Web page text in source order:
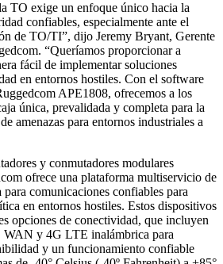
TO exige un enfoque único hacia la
confiables, especialmente ante el
de TO/TI”, dijo Jeremy Bryant, Gerente
“Queríamos proporcionar a
fácil de implementar soluciones
en entornos hostiles. Con el software
APE1808, ofrecemos a los
única, prevalidada y completa para la
amenazas para entornos industriales a
y conmutadores modulares
ofrece una plataforma multiservicio de
comunicaciones confiables para
en entornos hostiles. Estos dispositivos
opciones de conectividad, que incluyen
WAN y 4G LTE inalámbrica para
y un funcionamiento confiable